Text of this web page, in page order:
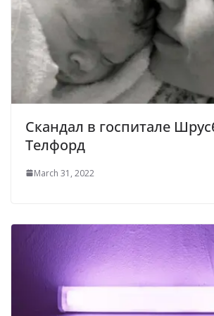
Скандал в госпитале
Телфорд
March 31, 2022